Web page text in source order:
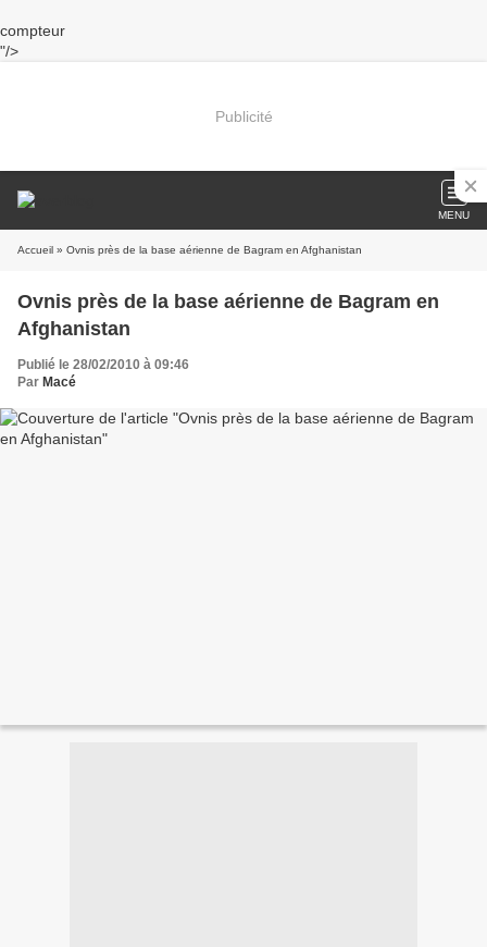
compteur
"/>
Publicité
MENU
Accueil » Ovnis près de la base aérienne de Bagram en Afghanistan
Ovnis près de la base aérienne de Bagram en
Afghanistan
Publié le 28/02/2010 à 09:46
Par Macé